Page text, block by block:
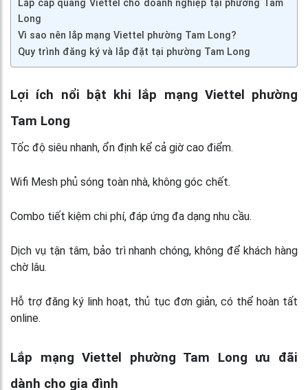
Lắp cáp quang Viettel cho doanh nghiệp tại phường Tam
Long
Vì sao nên lắp mạng Viettel phường Tam Long?
Quy trình đăng ký và lắp đặt tại phường Tam Long
Lợi ích nổi bật khi lắp mạng Viettel phường
Tam Long
Tốc độ siêu nhanh, ổn định kể cả giờ cao điểm.
Wifi Mesh phủ sóng toàn nhà, không góc chết.
Combo tiết kiệm chi phí, đáp ứng đa dạng nhu cầu.
Dịch vụ tận tâm, bảo trì nhanh chóng, không để khách hàng
chờ lâu.
Hỗ trợ đăng ký linh hoạt, thủ tục đơn giản, có thể hoàn tất
online.
Lắp mạng Viettel phường Tam Long ưu đãi
dành cho gia đình